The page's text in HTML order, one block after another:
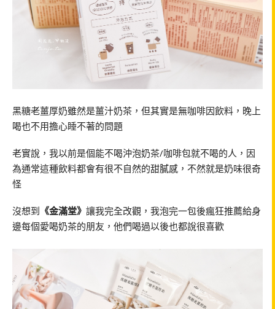
黑糖老薑厚奶雖然是薑汁奶茶，但其實是無咖啡因飲料，晚上
喝也不用擔心睡不著的問題
老實說，我以前是個能不喝沖泡奶茶/咖啡包就不喝的人，因
為通常這種飲料都會有很不自然的甜膩感，不然就是奶味很奇
怪
沒想到 《金滿堂》 讓我完全改觀，我泡完一包後瘋狂推薦給身
邊每個愛喝奶茶的朋友，他們喝過以後也都說很喜歡